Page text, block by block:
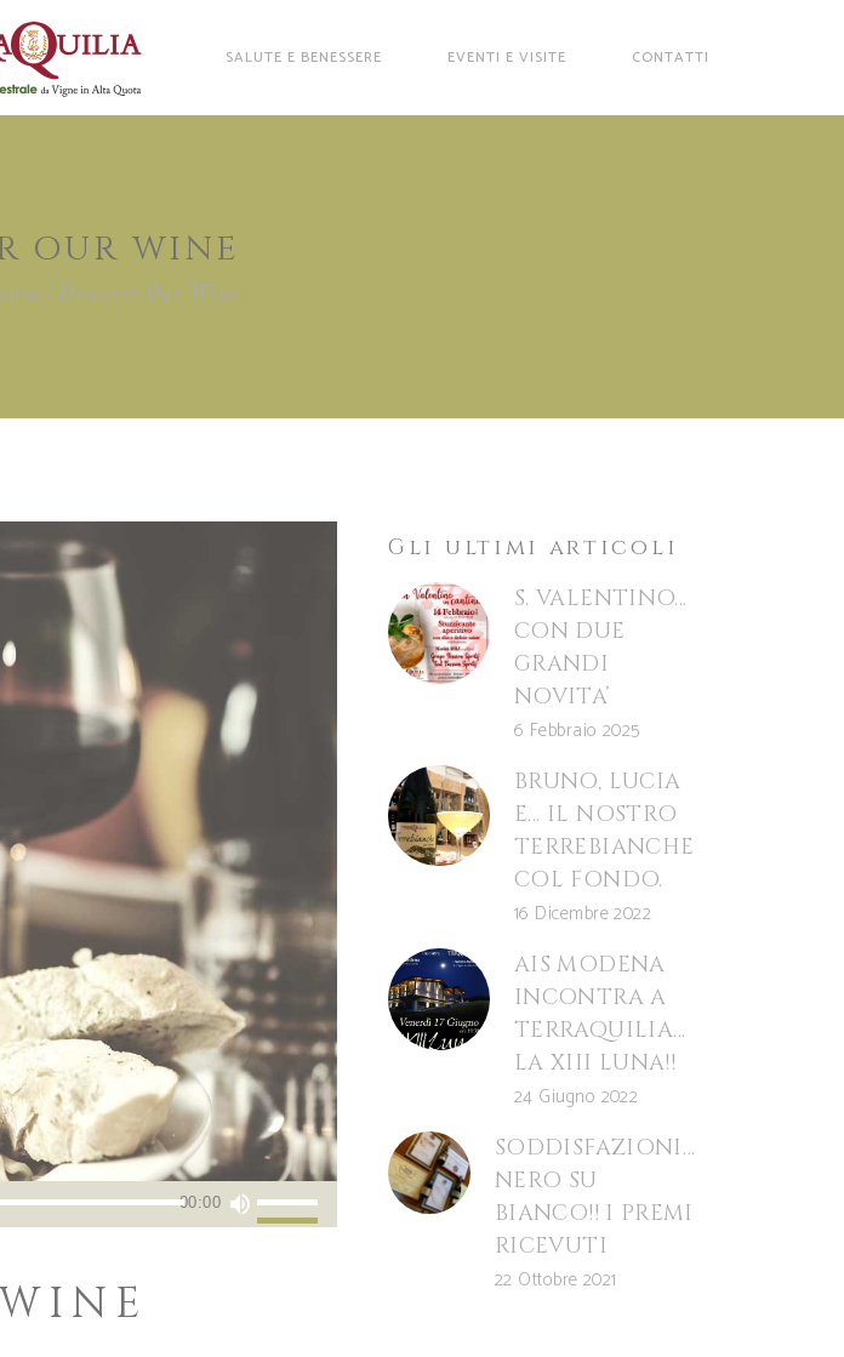
SALUTE E BENESSERE EVENTI E VISITE CONTATTI
OUR WINE
Discover Our Wine
00:00
Usa
i
Gli ultimi articoli
S. VALENTINO…
CON DUE
GRANDI
NOVITA’
6 Febbraio 2025
BRUNO, LUCIA
E… IL NOSTRO
TERREBIANCHE
COL FONDO.
16 Dicembre 2022
AIS MODENA
INCONTRA A
TERRAQUILIA…
LA XIII LUNA!!
24 Giugno 2022
SODDISFAZIONI…
NERO SU
BIANCO!! I PREMI
RICEVUTI
22 Ottobre 2021